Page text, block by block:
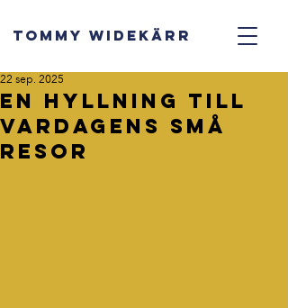
TOMMY WIDEKÄRR
En hyllning till
vardagens små
resor
22 sep. 2025